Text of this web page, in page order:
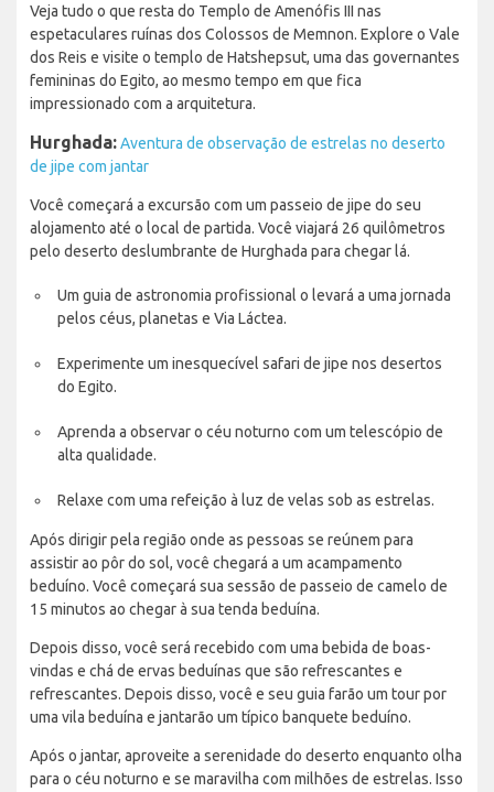
Veja tudo o que resta do Templo de Amenófis III nas
espetaculares ruínas dos Colossos de Memnon. Explore o Vale
dos Reis e visite o templo de Hatshepsut, uma das governantes
femininas do Egito, ao mesmo tempo em que fica
impressionado com a arquitetura.
Hurghada:Aventura de observação de estrelas no deserto
de jipe com jantar
Você começará a excursão com um passeio de jipe do seu
alojamento até o local de partida. Você viajará 26 quilômetros
pelo deserto deslumbrante de Hurghada para chegar lá.
Um guia de astronomia profissional o levará a uma jornada
pelos céus, planetas e Via Láctea.
Experimente um inesquecível safari de jipe nos desertos
do Egito.
Aprenda a observar o céu noturno com um telescópio de
alta qualidade.
Relaxe com uma refeição à luz de velas sob as estrelas.
Após dirigir pela região onde as pessoas se reúnem para
assistir ao pôr do sol, você chegará a um acampamento
beduíno. Você começará sua sessão de passeio de camelo de
15 minutos ao chegar à sua tenda beduína.
Depois disso, você será recebido com uma bebida de boas-
vindas e chá de ervas beduínas que são refrescantes e
refrescantes. Depois disso, você e seu guia farão um tour por
uma vila beduína e jantarão um típico banquete beduíno.
Após o jantar, aproveite a serenidade do deserto enquanto olha
para o céu noturno e se maravilha com milhões de estrelas. Isso